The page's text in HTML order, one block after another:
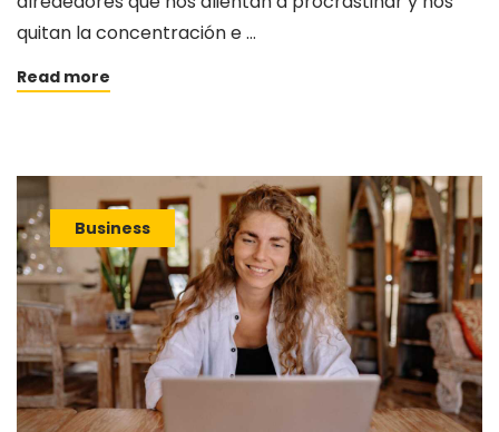
quitan la concentración e …
Read more
Business